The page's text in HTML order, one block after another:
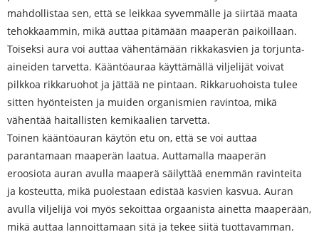
mahdollistaa sen, että se leikkaa syvemmälle ja siirtää maata
tehokkaammin, mikä auttaa pitämään maaperän paikoillaan.
Toiseksi aura voi auttaa vähentämään rikkakasvien ja torjunta-
aineiden tarvetta. Kääntöauraa käyttämällä viljelijät voivat
pilkkoa rikkaruohot ja jättää ne pintaan. Rikkaruohoista tulee
sitten hyönteisten ja muiden organismien ravintoa, mikä
vähentää haitallisten kemikaalien tarvetta.
Toinen kääntöauran käytön etu on, että se voi auttaa
parantamaan maaperän laatua. Auttamalla maaperän
eroosiota auran avulla maaperä säilyttää enemmän ravinteita
ja kosteutta, mikä puolestaan ​​edistää kasvien kasvua. Auran
avulla viljelijä voi myös sekoittaa orgaanista ainetta maaperään,
mikä auttaa lannoittamaan sitä ja tekee siitä tuottavamman.